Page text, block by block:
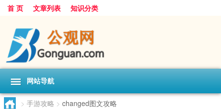
首 页 文章列表 知识分类
网站导航
> 手游攻略 > changed图文攻略